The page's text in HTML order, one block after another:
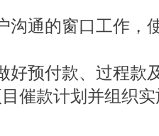
沟通的窗口工作，
好预付款、过程款
催款计划并组织